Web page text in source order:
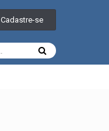
Cadastre-se